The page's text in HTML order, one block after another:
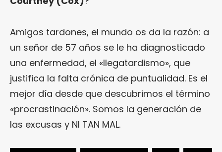
Amigos tardones, el mundo os da la razón: a
un señor de 57 años se le ha diagnosticado
una enfermedad, el «llegatardismo», que
justifica la falta crónica de puntualidad. Es el
mejor día desde que descubrimos el término
«procrastinación». Somos la generación de
las excusas y NI TAN MAL.